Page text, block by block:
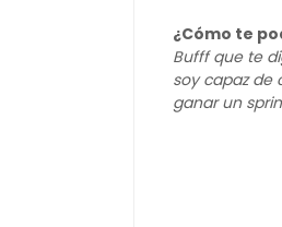
¿Cómo te
Bufff que te
soy capaz de
ganar un